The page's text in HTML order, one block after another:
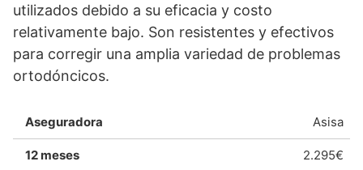
utilizados debido a su eficacia y costo
relativamente bajo. Son resistentes y efectivos
para corregir una amplia variedad de problemas
ortodóncicos.
Asisa
2.295€